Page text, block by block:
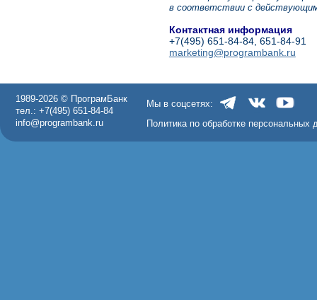
в соответствии с
Контактная информация
+7(495) 651-84-84, 651-84-91
marketing@programbank.ru
1989-2026 © ПрограмБанк
тел.: +7(495) 651-84-84
info@programbank.ru
Мы в соцсетях:
Политика по обработке персональных